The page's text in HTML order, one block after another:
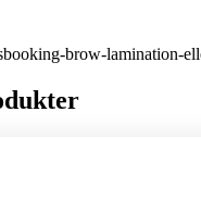
brow-lamination-